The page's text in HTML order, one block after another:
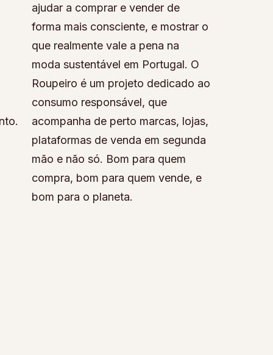
ajudar a comprar e vender de
forma mais consciente, e mostrar o
que realmente vale a pena na
moda sustentável em Portugal. O
Roupeiro é um projeto dedicado ao
consumo responsável, que
acompanha de perto marcas, lojas,
plataformas de venda em segunda
mão e não só. Bom para quem
compra, bom para quem vende, e
bom para o planeta.